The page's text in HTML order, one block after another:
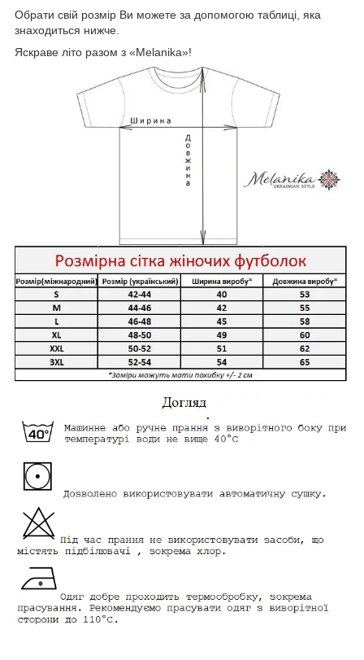
Обрати свій розмір Ви можете за допомогою таблиці, яка
знаходиться нижче.
Яскраве літо разом з «Melanika»!